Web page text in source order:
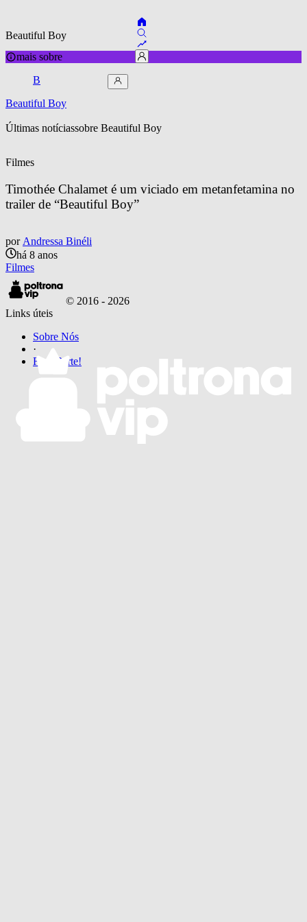
Beautiful Boy
mais sobre
B
Beautiful Boy
Últimas notíciassobre Beautiful Boy
Filmes
Timothée Chalamet é um viciado em metanfetamina no
trailer de “Beautiful Boy”
por Andressa Binéli
há 8 anos
Filmes
© 2016 - 2026
Links úteis
Sobre Nós
·
Faça Parte!